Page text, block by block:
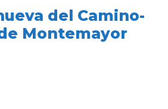
del Camino-
Montemayor